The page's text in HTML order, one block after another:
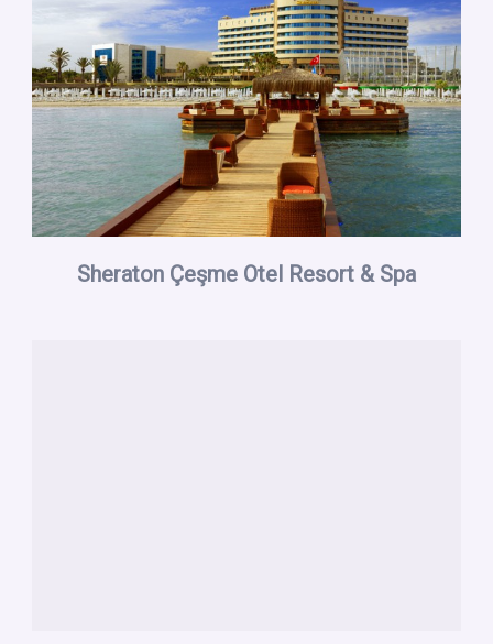
Sheraton Çeşme Otel Resort & Spa